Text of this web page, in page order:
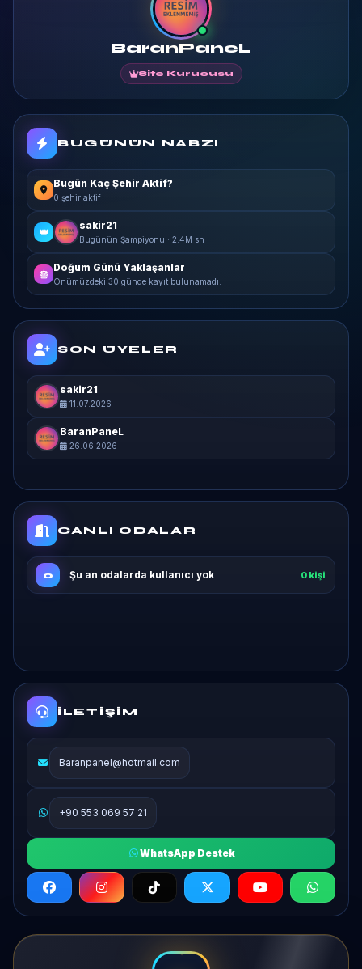
BaranPaneL
Site Kurucusu
BUGÜNÜN NABZI
Bugün Kaç Şehir Aktif?
0 şehir aktif
👑
sakir21
Bugünün Şampiyonu · 2.4M sn
🎂
Doğum Günü Yaklaşanlar
Önümüzdeki 30 günde kayıt bulunamadı.
SON ÜYELER
sakir21
11.07.2026
BaranPaneL
26.06.2026
CANLI ODALAR
0 Şu an odalarda kullanıcı yok 0 kişi
İLETIŞIM
Baranpanel@hotmail.com
+90 553 069 57 21
WhatsApp Destek